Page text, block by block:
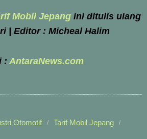
Mobil Jepang ini ditulis ulang
| Editor : Micheal Halim
: AntaraNews.com
Otomotif
Tarif Mobil Jepang